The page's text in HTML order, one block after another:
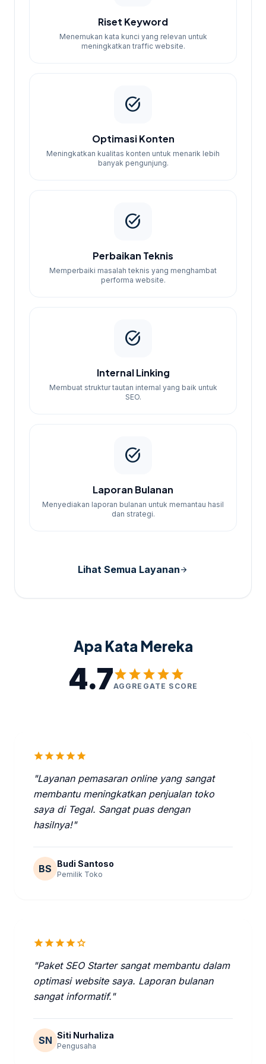
Riset Keyword
Menemukan kata kunci yang relevan untuk
meningkatkan traffic website.
task_alt
Optimasi Konten
Meningkatkan kualitas konten untuk menarik lebih
banyak pengunjung.
task_alt
Perbaikan Teknis
Memperbaiki masalah teknis yang menghambat
performa website.
task_alt
Internal Linking
Membuat struktur tautan internal yang baik untuk
SEO.
task_alt
Laporan Bulanan
Menyediakan laporan bulanan untuk memantau hasil
dan strategi.
Lihat Semua Layananarrow_forward
Apa Kata Mereka
4.7starstarstarstarstar
AGGREGATE SCORE
starstarstarstarstar
"Layanan pemasaran online yang sangat
membantu meningkatkan penjualan toko
saya di Tegal. Sangat puas dengan
hasilnya!"
BS Budi Santoso
Pemilik Toko
starstarstarstarstar
"Paket SEO Starter sangat membantu dalam
optimasi website saya. Laporan bulanan
sangat informatif."
SN Siti Nurhaliza
Pengusaha